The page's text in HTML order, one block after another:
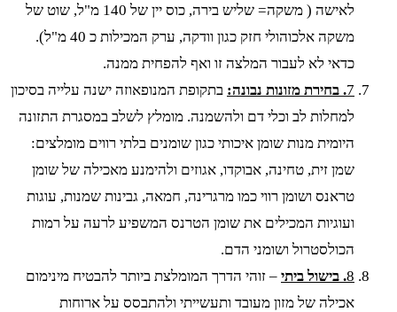
לאישה ( משקה= שליש בירה, כוס יין של 140 מ"ל, שוט של
משקה אלכוהולי חזק כגון וודקה, ערק המכילות כ 40 מ"ל).
כדאי לא לעבור המלצה זו ואף להפחית ממנה.
7. בחירת מזונות נבונה: בתקופת המנופאוזה ישנה עלייה בסיכון
למחלות לב וכלי דם ולהשמנה. מומלץ לשלב במסגרת התזונה
היומית מנות שומן איכותי כגון שומנים בלתי רווים מומלצים:
שמן זית, טחינה, אבוקדו, אגוזים ולהימנע מאכילה של שומן
טראנס ושומן רווי כמו מרגרינה, חמאה, גבינות שמנות, עוגות
ועוגיות המכילים את שומן הטרנס המשפיע לרעה על רמות
הכולסטרול ושומני הדם.
8. בישול ביתי – זוהי הדרך המומלצת ביותר להבטיח מינימום
אכילה של מזון מעובד ותעשייתי ולהתבסס על ארוחות